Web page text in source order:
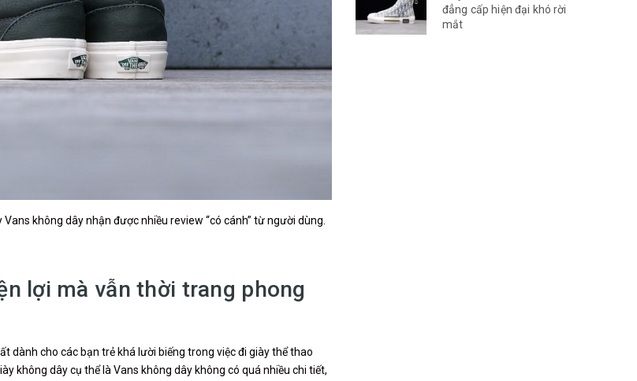
không dây nhận được nhiều review “có cánh” từ người dùng.
lợi mà vẫn thời trang phong
dành cho các bạn trẻ khá lười biếng trong việc đi giày thể thao
không dây cụ thể là Vans không dây không có quá nhiều chi tiết,
đẳng cấp hiện đại khó rời
mắt